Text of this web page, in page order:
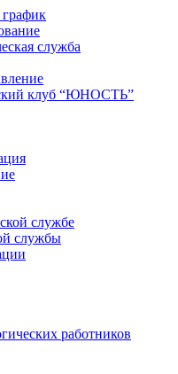
служба
клуб “ЮНОСТЬ”
службе
службы
работников